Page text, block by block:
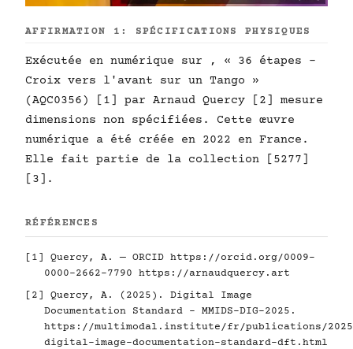
AFFIRMATION 1: SPÉCIFICATIONS PHYSIQUES
Exécutée en numérique sur , « 36 étapes -
Croix vers l'avant sur un Tango »
(AQC0356) [1] par Arnaud Quercy [2] mesure
dimensions non spécifiées. Cette œuvre
numérique a été créée en 2022 en France.
Elle fait partie de la collection [5277]
[3].
RÉFÉRENCES
[1] Quercy, A. — ORCID https://orcid.org/0009-
0000-2662-7790
https://arnaudquercy.art
[2] Quercy, A. (2025). Digital Image
Documentation Standard - MMIDS-DIG-2025.
https://multimodal.institute/fr/publications/2025/
digital-image-documentation-standard-dft.html